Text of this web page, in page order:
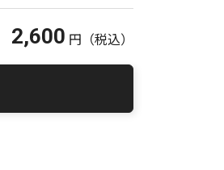
2,600 円 （税込）